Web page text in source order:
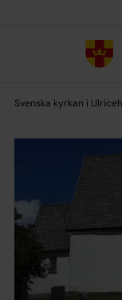
Svenska kyrkan i